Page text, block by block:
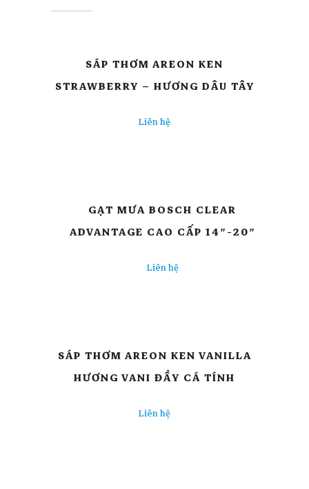
SÁP THƠM AREON KEN
STRAWBERRY – HƯƠNG DÂU TÂY
Liên hệ
GẠT MƯA BOSCH CLEAR
ADVANTAGE CAO CẤP 14″-20″
Liên hệ
SÁP THƠM AREON KEN VANILLA
HƯƠNG VANI ĐẦY CÁ TÍNH
Liên hệ